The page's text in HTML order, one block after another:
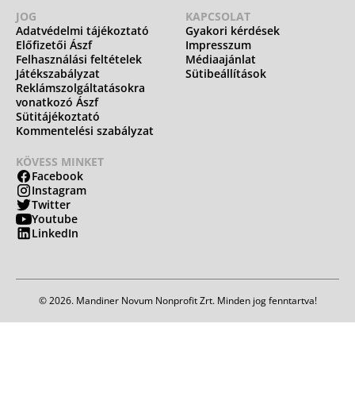
JOG
Adatvédelmi tájékoztató
Előfizetői Ászf
Felhasználási feltételek
Játékszabályzat
Reklámszolgáltatásokra
vonatkozó Ászf
Sütitájékoztató
Kommentelési szabályzat
KAPCSOLAT
Gyakori kérdések
Impresszum
Médiaajánlat
Sütibeállítások
KÖVESS MINKET
Facebook
Instagram
Twitter
Youtube
LinkedIn
© 2026. Mandiner Novum Nonprofit Zrt. Minden jog fenntartva!